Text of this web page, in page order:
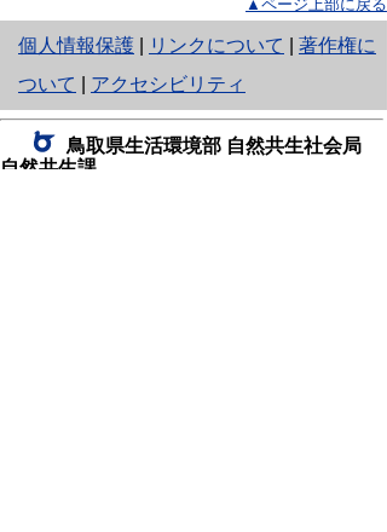
▲ページ上部に戻る
個人情報保護
と
り
ネ
ッ
リンクについて
著作権に
ついて
アクセシビリティ
鳥取県生活環境部 自然共生社会局
自然共生課